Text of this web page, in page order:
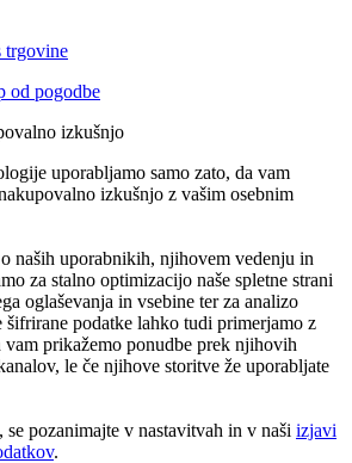
trgovine
od pogodbe
izkušnjo
uporabljamo samo zato, da vam
izkušnjo z vašim osebnim
naših uporabnikih, njihovem vedenju in
za stalno optimizacijo naše spletne strani
oglaševanja in vsebine ter za analizo
šifrirane podatke lahko tudi primerjamo z
prikažemo ponudbe prek njihovih
le če njihove storitve že uporabljate
se pozanimajte v nastavitvah in v naši izjavi
.